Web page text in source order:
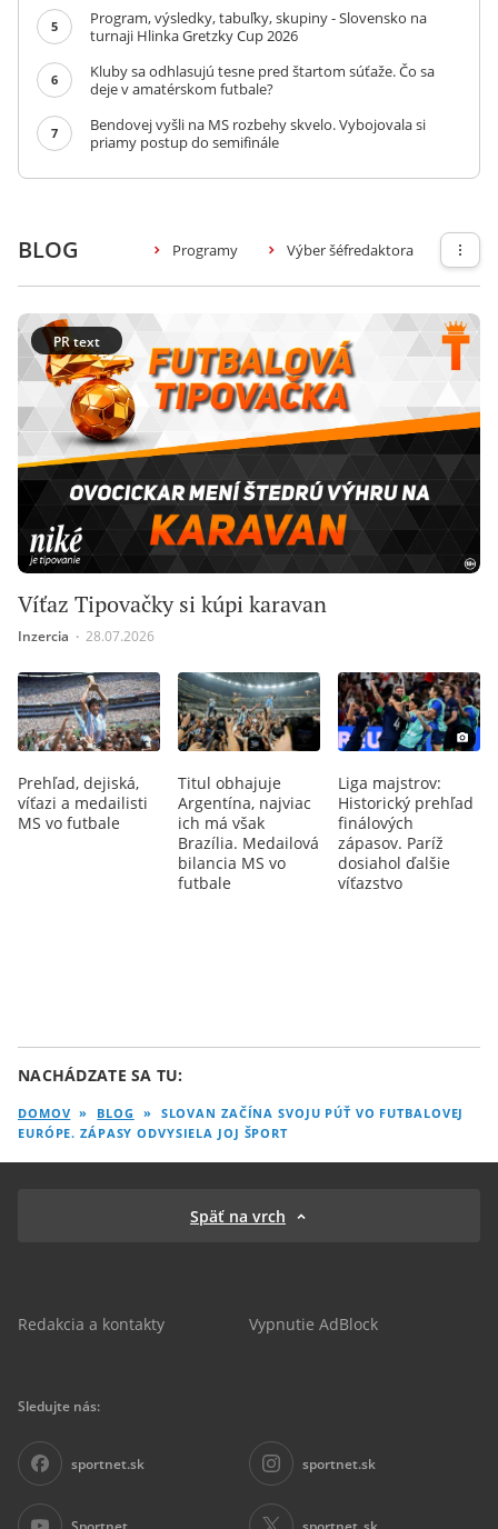
5
Program, výsledky, tabuľky, skupiny - Slovensko na
turnaji Hlinka Gretzky Cup 2026
6
Kluby sa odhlasujú tesne pred štartom súťaže. Čo sa
deje v amatérskom futbale?
7
Bendovej vyšli na MS rozbehy skvelo. Vybojovala si
priamy postup do semifinále
BLOG Programy Výber šéfredaktora
PR text
Víťaz Tipovačky si kúpi karavan
Inzercia ∙ 28.07.2026
Prehľad, dejiská,
víťazi a medailisti
MS vo futbale
Titul obhajuje
Argentína, najviac
ich má však
Brazília. Medailová
bilancia MS vo
futbale
Liga majstrov:
Historický prehľad
finálových
zápasov. Paríž
dosiahol ďalšie
víťazstvo
NACHÁDZATE SA TU:
DOMOV » BLOG » SLOVAN ZAČÍNA SVOJU PÚŤ VO FUTBALOVEJ
EURÓPE. ZÁPASY ODVYSIELA JOJ ŠPORT
Späť na vrch
Redakcia a kontakty Vypnutie AdBlock
Sledujte nás:
sportnet.sk sportnet.sk